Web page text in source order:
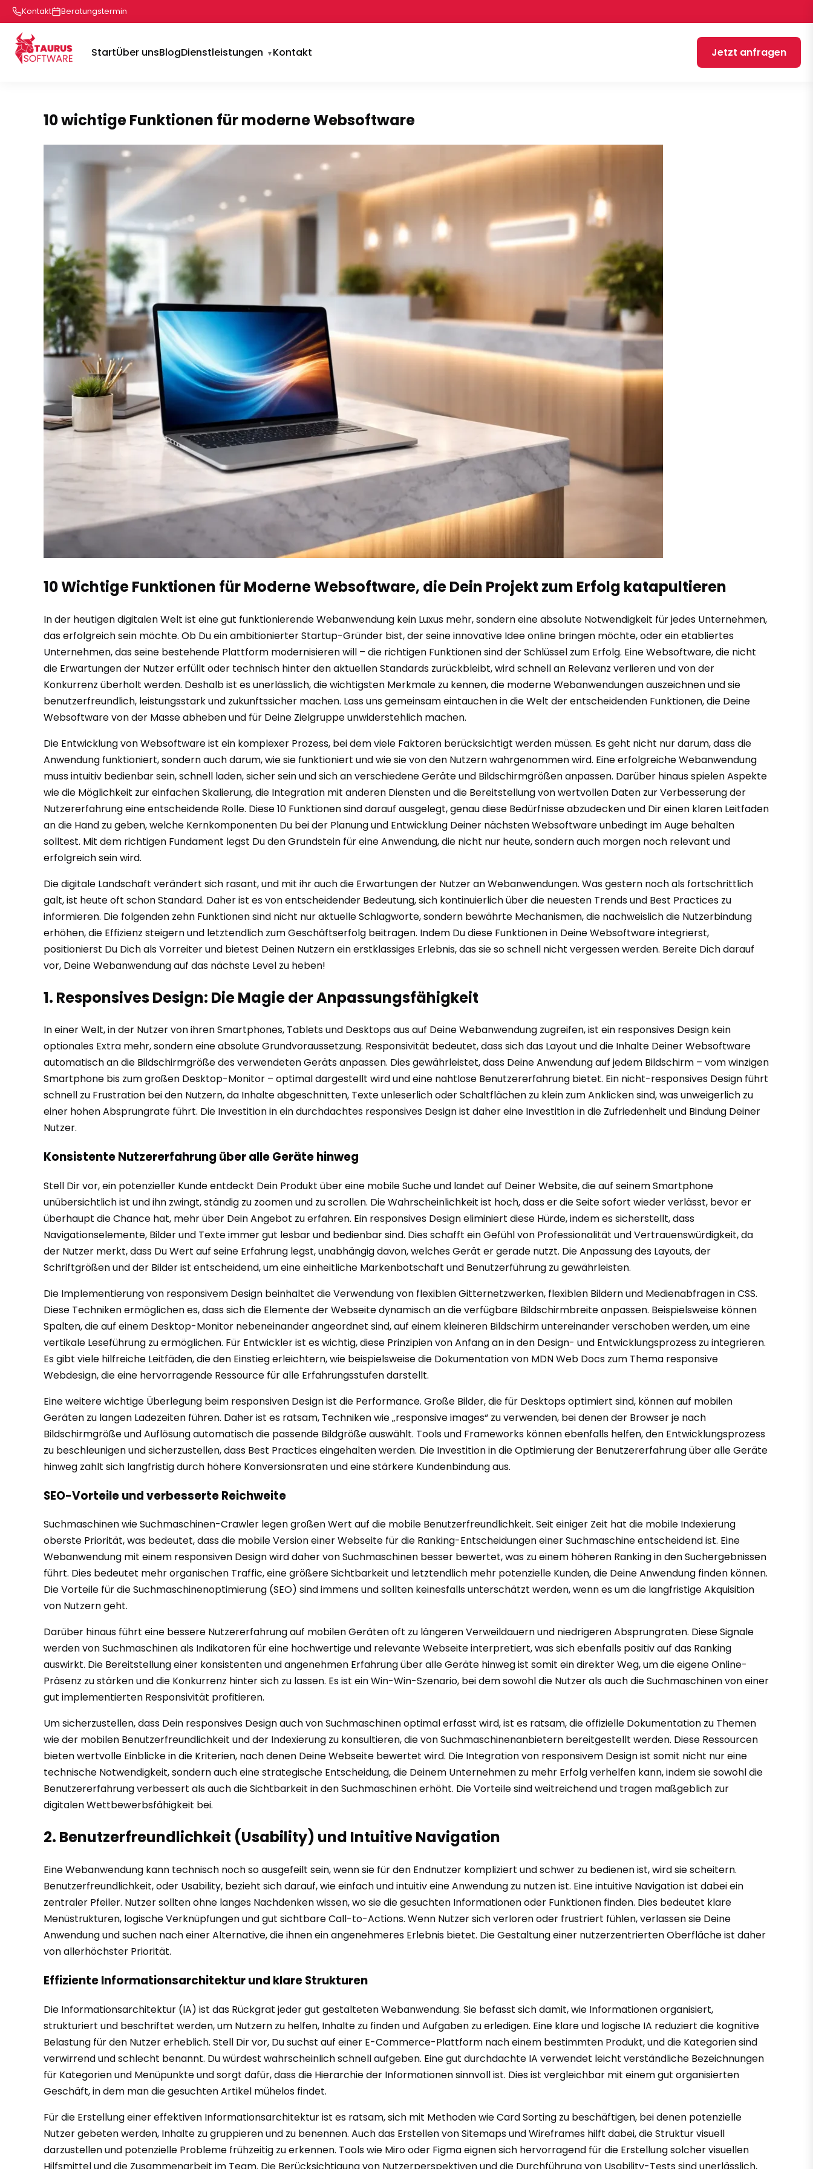
Kontakt Beratungstermin
StartÜber unsBlogDienstleistungen Kontakt Jetzt anfragen
10 wichtige Funktionen für moderne Websoftware
10 Wichtige Funktionen für Moderne Websoftware, die Dein Projekt zum Erfolg katapultieren
In der heutigen digitalen Welt ist eine gut funktionierende Webanwendung kein Luxus mehr, sondern eine absolute Notwendigkeit für jedes Unternehmen,
das erfolgreich sein möchte. Ob Du ein ambitionierter Startup-Gründer bist, der seine innovative Idee online bringen möchte, oder ein etabliertes
Unternehmen, das seine bestehende Plattform modernisieren will – die richtigen Funktionen sind der Schlüssel zum Erfolg. Eine Websoftware, die nicht
die Erwartungen der Nutzer erfüllt oder technisch hinter den aktuellen Standards zurückbleibt, wird schnell an Relevanz verlieren und von der
Konkurrenz überholt werden. Deshalb ist es unerlässlich, die wichtigsten Merkmale zu kennen, die moderne Webanwendungen auszeichnen und sie
benutzerfreundlich, leistungsstark und zukunftssicher machen. Lass uns gemeinsam eintauchen in die Welt der entscheidenden Funktionen, die Deine
Websoftware von der Masse abheben und für Deine Zielgruppe unwiderstehlich machen.
Die Entwicklung von Websoftware ist ein komplexer Prozess, bei dem viele Faktoren berücksichtigt werden müssen. Es geht nicht nur darum, dass die
Anwendung funktioniert, sondern auch darum, wie sie funktioniert und wie sie von den Nutzern wahrgenommen wird. Eine erfolgreiche Webanwendung
muss intuitiv bedienbar sein, schnell laden, sicher sein und sich an verschiedene Geräte und Bildschirmgrößen anpassen. Darüber hinaus spielen Aspekte
wie die Möglichkeit zur einfachen Skalierung, die Integration mit anderen Diensten und die Bereitstellung von wertvollen Daten zur Verbesserung der
Nutzererfahrung eine entscheidende Rolle. Diese 10 Funktionen sind darauf ausgelegt, genau diese Bedürfnisse abzudecken und Dir einen klaren Leitfaden
an die Hand zu geben, welche Kernkomponenten Du bei der Planung und Entwicklung Deiner nächsten Websoftware unbedingt im Auge behalten
solltest. Mit dem richtigen Fundament legst Du den Grundstein für eine Anwendung, die nicht nur heute, sondern auch morgen noch relevant und
erfolgreich sein wird.
Die digitale Landschaft verändert sich rasant, und mit ihr auch die Erwartungen der Nutzer an Webanwendungen. Was gestern noch als fortschrittlich
galt, ist heute oft schon Standard. Daher ist es von entscheidender Bedeutung, sich kontinuierlich über die neuesten Trends und Best Practices zu
informieren. Die folgenden zehn Funktionen sind nicht nur aktuelle Schlagworte, sondern bewährte Mechanismen, die nachweislich die Nutzerbindung
erhöhen, die Effizienz steigern und letztendlich zum Geschäftserfolg beitragen. Indem Du diese Funktionen in Deine Websoftware integrierst,
positionierst Du Dich als Vorreiter und bietest Deinen Nutzern ein erstklassiges Erlebnis, das sie so schnell nicht vergessen werden. Bereite Dich darauf
vor, Deine Webanwendung auf das nächste Level zu heben!
1. Responsives Design: Die Magie der Anpassungsfähigkeit
In einer Welt, in der Nutzer von ihren Smartphones, Tablets und Desktops aus auf Deine Webanwendung zugreifen, ist ein responsives Design kein
optionales Extra mehr, sondern eine absolute Grundvoraussetzung. Responsivität bedeutet, dass sich das Layout und die Inhalte Deiner Websoftware
automatisch an die Bildschirmgröße des verwendeten Geräts anpassen. Dies gewährleistet, dass Deine Anwendung auf jedem Bildschirm – vom winzigen
Smartphone bis zum großen Desktop-Monitor – optimal dargestellt wird und eine nahtlose Benutzererfahrung bietet. Ein nicht-responsives Design führt
schnell zu Frustration bei den Nutzern, da Inhalte abgeschnitten, Texte unleserlich oder Schaltflächen zu klein zum Anklicken sind, was unweigerlich zu
einer hohen Absprungrate führt. Die Investition in ein durchdachtes responsives Design ist daher eine Investition in die Zufriedenheit und Bindung Deiner
Nutzer.
Konsistente Nutzererfahrung über alle Geräte hinweg
Stell Dir vor, ein potenzieller Kunde entdeckt Dein Produkt über eine mobile Suche und landet auf Deiner Website, die auf seinem Smartphone
unübersichtlich ist und ihn zwingt, ständig zu zoomen und zu scrollen. Die Wahrscheinlichkeit ist hoch, dass er die Seite sofort wieder verlässt, bevor er
überhaupt die Chance hat, mehr über Dein Angebot zu erfahren. Ein responsives Design eliminiert diese Hürde, indem es sicherstellt, dass
Navigationselemente, Bilder und Texte immer gut lesbar und bedienbar sind. Dies schafft ein Gefühl von Professionalität und Vertrauenswürdigkeit, da
der Nutzer merkt, dass Du Wert auf seine Erfahrung legst, unabhängig davon, welches Gerät er gerade nutzt. Die Anpassung des Layouts, der
Schriftgrößen und der Bilder ist entscheidend, um eine einheitliche Markenbotschaft und Benutzerführung zu gewährleisten.
Die Implementierung von responsivem Design beinhaltet die Verwendung von flexiblen Gitternetzwerken, flexiblen Bildern und Medienabfragen in CSS.
Diese Techniken ermöglichen es, dass sich die Elemente der Webseite dynamisch an die verfügbare Bildschirmbreite anpassen. Beispielsweise können
Spalten, die auf einem Desktop-Monitor nebeneinander angeordnet sind, auf einem kleineren Bildschirm untereinander verschoben werden, um eine
vertikale Leseführung zu ermöglichen. Für Entwickler ist es wichtig, diese Prinzipien von Anfang an in den Design- und Entwicklungsprozess zu integrieren.
Es gibt viele hilfreiche Leitfäden, die den Einstieg erleichtern, wie beispielsweise die Dokumentation von MDN Web Docs zum Thema responsive
Webdesign, die eine hervorragende Ressource für alle Erfahrungsstufen darstellt.
Eine weitere wichtige Überlegung beim responsiven Design ist die Performance. Große Bilder, die für Desktops optimiert sind, können auf mobilen
Geräten zu langen Ladezeiten führen. Daher ist es ratsam, Techniken wie „responsive images“ zu verwenden, bei denen der Browser je nach
Bildschirmgröße und Auflösung automatisch die passende Bildgröße auswählt. Tools und Frameworks können ebenfalls helfen, den Entwicklungsprozess
zu beschleunigen und sicherzustellen, dass Best Practices eingehalten werden. Die Investition in die Optimierung der Benutzererfahrung über alle Geräte
hinweg zahlt sich langfristig durch höhere Konversionsraten und eine stärkere Kundenbindung aus.
SEO-Vorteile und verbesserte Reichweite
Suchmaschinen wie Suchmaschinen-Crawler legen großen Wert auf die mobile Benutzerfreundlichkeit. Seit einiger Zeit hat die mobile Indexierung
oberste Priorität, was bedeutet, dass die mobile Version einer Webseite für die Ranking-Entscheidungen einer Suchmaschine entscheidend ist. Eine
Webanwendung mit einem responsiven Design wird daher von Suchmaschinen besser bewertet, was zu einem höheren Ranking in den Suchergebnissen
führt. Dies bedeutet mehr organischen Traffic, eine größere Sichtbarkeit und letztendlich mehr potenzielle Kunden, die Deine Anwendung finden können.
Die Vorteile für die Suchmaschinenoptimierung (SEO) sind immens und sollten keinesfalls unterschätzt werden, wenn es um die langfristige Akquisition
von Nutzern geht.
Darüber hinaus führt eine bessere Nutzererfahrung auf mobilen Geräten oft zu längeren Verweildauern und niedrigeren Absprungraten. Diese Signale
werden von Suchmaschinen als Indikatoren für eine hochwertige und relevante Webseite interpretiert, was sich ebenfalls positiv auf das Ranking
auswirkt. Die Bereitstellung einer konsistenten und angenehmen Erfahrung über alle Geräte hinweg ist somit ein direkter Weg, um die eigene Online-
Präsenz zu stärken und die Konkurrenz hinter sich zu lassen. Es ist ein Win-Win-Szenario, bei dem sowohl die Nutzer als auch die Suchmaschinen von einer
gut implementierten Responsivität profitieren.
Um sicherzustellen, dass Dein responsives Design auch von Suchmaschinen optimal erfasst wird, ist es ratsam, die offizielle Dokumentation zu Themen
wie der mobilen Benutzerfreundlichkeit und der Indexierung zu konsultieren, die von Suchmaschinenanbietern bereitgestellt werden. Diese Ressourcen
bieten wertvolle Einblicke in die Kriterien, nach denen Deine Webseite bewertet wird. Die Integration von responsivem Design ist somit nicht nur eine
technische Notwendigkeit, sondern auch eine strategische Entscheidung, die Deinem Unternehmen zu mehr Erfolg verhelfen kann, indem sie sowohl die
Benutzererfahrung verbessert als auch die Sichtbarkeit in den Suchmaschinen erhöht. Die Vorteile sind weitreichend und tragen maßgeblich zur
digitalen Wettbewerbsfähigkeit bei.
2. Benutzerfreundlichkeit (Usability) und Intuitive Navigation
Eine Webanwendung kann technisch noch so ausgefeilt sein, wenn sie für den Endnutzer kompliziert und schwer zu bedienen ist, wird sie scheitern.
Benutzerfreundlichkeit, oder Usability, bezieht sich darauf, wie einfach und intuitiv eine Anwendung zu nutzen ist. Eine intuitive Navigation ist dabei ein
zentraler Pfeiler. Nutzer sollten ohne langes Nachdenken wissen, wo sie die gesuchten Informationen oder Funktionen finden. Dies bedeutet klare
Menüstrukturen, logische Verknüpfungen und gut sichtbare Call-to-Actions. Wenn Nutzer sich verloren oder frustriert fühlen, verlassen sie Deine
Anwendung und suchen nach einer Alternative, die ihnen ein angenehmeres Erlebnis bietet. Die Gestaltung einer nutzerzentrierten Oberfläche ist daher
von allerhöchster Priorität.
Effiziente Informationsarchitektur und klare Strukturen
Die Informationsarchitektur (IA) ist das Rückgrat jeder gut gestalteten Webanwendung. Sie befasst sich damit, wie Informationen organisiert,
strukturiert und beschriftet werden, um Nutzern zu helfen, Inhalte zu finden und Aufgaben zu erledigen. Eine klare und logische IA reduziert die kognitive
Belastung für den Nutzer erheblich. Stell Dir vor, Du suchst auf einer E-Commerce-Plattform nach einem bestimmten Produkt, und die Kategorien sind
verwirrend und schlecht benannt. Du würdest wahrscheinlich schnell aufgeben. Eine gut durchdachte IA verwendet leicht verständliche Bezeichnungen
für Kategorien und Menüpunkte und sorgt dafür, dass die Hierarchie der Informationen sinnvoll ist. Dies ist vergleichbar mit einem gut organisierten
Geschäft, in dem man die gesuchten Artikel mühelos findet.
Für die Erstellung einer effektiven Informationsarchitektur ist es ratsam, sich mit Methoden wie Card Sorting zu beschäftigen, bei denen potenzielle
Nutzer gebeten werden, Inhalte zu gruppieren und zu benennen. Auch das Erstellen von Sitemaps und Wireframes hilft dabei, die Struktur visuell
darzustellen und potenzielle Probleme frühzeitig zu erkennen. Tools wie Miro oder Figma eignen sich hervorragend für die Erstellung solcher visuellen
Hilfsmittel und die Zusammenarbeit im Team. Die Berücksichtigung von Nutzerperspektiven und die Durchführung von Usability-Tests sind unerlässlich,